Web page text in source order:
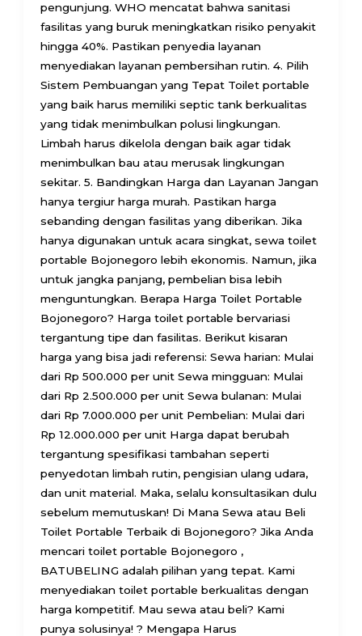
pengunjung. WHO mencatat bahwa sanitasi
fasilitas yang buruk meningkatkan risiko penyakit
hingga 40%. Pastikan penyedia layanan
menyediakan layanan pembersihan rutin. 4. Pilih
Sistem Pembuangan yang Tepat Toilet portable
yang baik harus memiliki septic tank berkualitas
yang tidak menimbulkan polusi lingkungan.
Limbah harus dikelola dengan baik agar tidak
menimbulkan bau atau merusak lingkungan
sekitar. 5. Bandingkan Harga dan Layanan Jangan
hanya tergiur harga murah. Pastikan harga
sebanding dengan fasilitas yang diberikan. Jika
hanya digunakan untuk acara singkat, sewa toilet
portable Bojonegoro lebih ekonomis. Namun, jika
untuk jangka panjang, pembelian bisa lebih
menguntungkan. Berapa Harga Toilet Portable
Bojonegoro? Harga toilet portable bervariasi
tergantung tipe dan fasilitas. Berikut kisaran
harga yang bisa jadi referensi: Sewa harian: Mulai
dari Rp 500.000 per unit Sewa mingguan: Mulai
dari Rp 2.500.000 per unit Sewa bulanan: Mulai
dari Rp 7.000.000 per unit Pembelian: Mulai dari
Rp 12.000.000 per unit Harga dapat berubah
tergantung spesifikasi tambahan seperti
penyedotan limbah rutin, pengisian ulang udara,
dan unit material. Maka, selalu konsultasikan dulu
sebelum memutuskan! Di Mana Sewa atau Beli
Toilet Portable Terbaik di Bojonegoro? Jika Anda
mencari toilet portable Bojonegoro ,
BATUBELING adalah pilihan yang tepat. Kami
menyediakan toilet portable berkualitas dengan
harga kompetitif. Mau sewa atau beli? Kami
punya solusinya! ? Mengapa Harus